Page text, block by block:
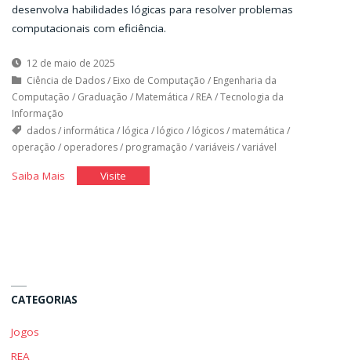
desenvolva habilidades lógicas para resolver problemas
computacionais com eficiência.
12 de maio de 2025
Ciência de Dados/ Eixo de Computação / Engenharia da
Computação / Graduação / Matemática / REA/Tecnologia da
Informação
dados/ informática / lógica / lógico / lógicos/ matemática /
operação / operadores/ programação /variáveis/variável
Saiba Mais"Desenvolvendo
Visite"Desenvolvendo
CATEGORIAS
Jogos
REA